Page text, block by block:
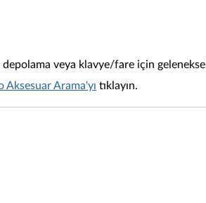
veya klavye/fare için
Aksesuar Arama'yı tıklayın.